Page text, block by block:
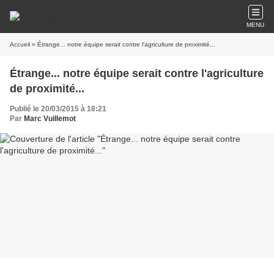
MENU
Accueil » Étrange... notre équipe serait contre l'agriculture de proximité...
Étrange... notre équipe serait contre l'agriculture
de proximité...
Publié le 20/03/2015 à 18:21
Par Marc Vuillemot